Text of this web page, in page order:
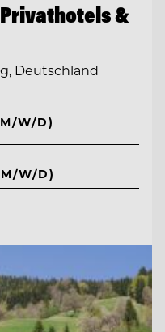
&
Deutschland
W/D)
W/D)